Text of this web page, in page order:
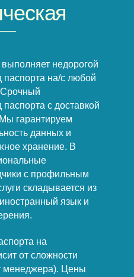
недорогой
на/с любой
Срочный
с доставкой
гарантируем
данных и
хранение. В
с профильным
складывается из
язык и
на
от сложности
менеджера). Цены